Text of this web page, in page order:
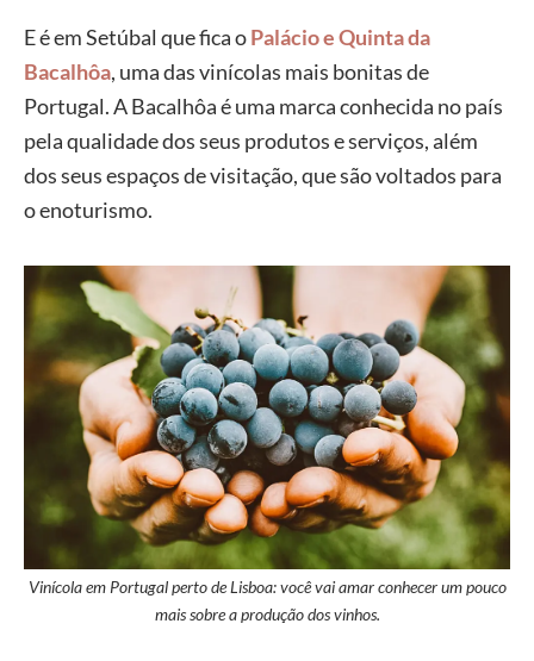
E é em Setúbal que fica oPalácio e Quinta da
Bacalhôa, uma das vinícolas mais bonitas de
Portugal. A Bacalhôa é uma marca conhecida no país
pela qualidade dos seus produtos e serviços, além
dos seus espaços de visitação, que são voltados para
o enoturismo.
Vinícola em Portugal perto de Lisboa: você vai amar conhecer um pouco
mais sobre a produção dos vinhos.